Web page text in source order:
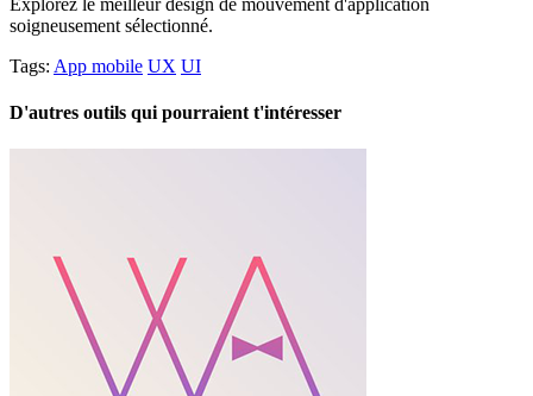
soigneusement sélectionné.
Tags: App mobile UX UI
D'autres outils qui pourraient t'intéresser